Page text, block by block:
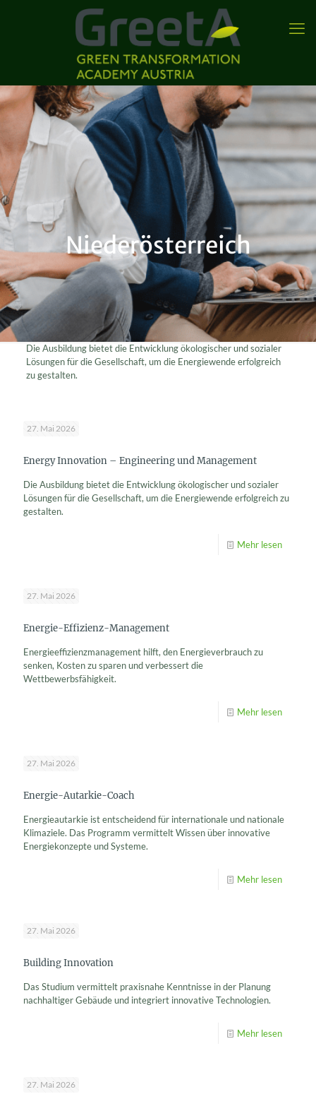
Niederösterreich
Die Ausbildung bietet die Entwicklung ökologischer und sozialer
Lösungen für die Gesellschaft, um die Energiewende erfolgreich
zu gestalten.
27. Mai 2026
Energy Innovation – Engineering und Management
Die Ausbildung bietet die Entwicklung ökologischer und sozialer
Lösungen für die Gesellschaft, um die Energiewende erfolgreich zu
gestalten.
Mehr lesen
27. Mai 2026
Energie-Effizienz-Management
Energieeffizienzmanagement hilft, den Energieverbrauch zu
senken, Kosten zu sparen und verbessert die
Wettbewerbsfähigkeit.
Mehr lesen
27. Mai 2026
Energie-Autarkie-Coach
Energieautarkie ist entscheidend für internationale und nationale
Klimaziele. Das Programm vermittelt Wissen über innovative
Energiekonzepte und Systeme.
Mehr lesen
27. Mai 2026
Building Innovation
Das Studium vermittelt praxisnahe Kenntnisse in der Planung
nachhaltiger Gebäude und integriert innovative Technologien.
Mehr lesen
27. Mai 2026